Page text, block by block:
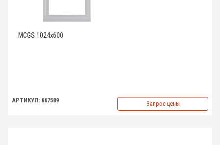
MCGS 1024x600
АРТИКУЛ: 667589 Запрос цены